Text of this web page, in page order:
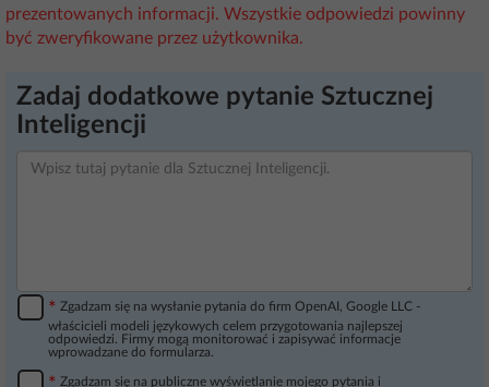
prezentowanych informacji. Wszystkie odpowiedzi powinny
być zweryfikowane przez użytkownika.
Zadaj dodatkowe pytanie Sztucznej
Inteligencji
* Zgadzam się na wysłanie pytania do firm OpenAI, Google LLC -
właścicieli modeli językowych celem przygotowania najlepszej
odpowiedzi. Firmy mogą monitorować i zapisywać informacje
wprowadzane do formularza.
Zgadzam się na publiczne wyświetlanie mojego pytania i